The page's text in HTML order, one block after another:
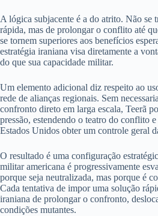
A lógica subjacente é a do atrito. Não se
rápida, mas de prolongar o conflito até
se tornem superiores aos benefícios
estratégia iraniana visa diretamente a
do que sua capacidade militar.
Um elemento adicional diz respeito ao
rede de alianças regionais. Sem
confronto direto em larga escala, Teerã
pressão, estendendo o teatro do conflito
Estados Unidos obter um controle geral
O resultado é uma configuração
militar americana é progressivamente
porque seja neutralizada, mas porque é
Cada tentativa de impor uma solução
iraniana de prolongar o confronto,
condições mutantes.